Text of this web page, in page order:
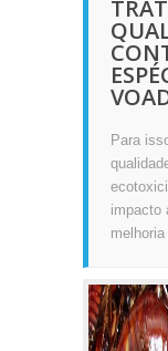
Para
impacto